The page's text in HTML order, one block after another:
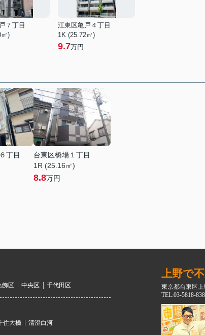
７丁目
)
江東区亀戸４丁目
1K (25.72㎡)
9.7万円
丁目
台東区橋場１丁目
1R (25.16㎡)
8.8万円
飾区 中央区 千代田区
住大橋 清澄白河
上野で
東京都台東区
TEL:03-5818-